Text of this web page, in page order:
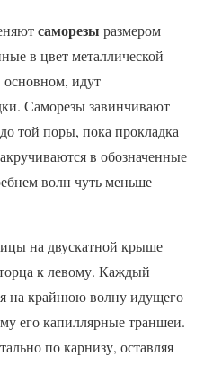
саморезы размером
в цвет металлической
идут
Саморезы завинчивают
той поры, пока прокладка
в обозначенные
волн чуть меньше
на двускатной крыше
к левому. Каждый
на крайнюю волну идущего
его капиллярные траншеи.
по карнизу, оставляя